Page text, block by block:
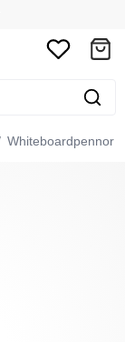
Whiteboardpennor